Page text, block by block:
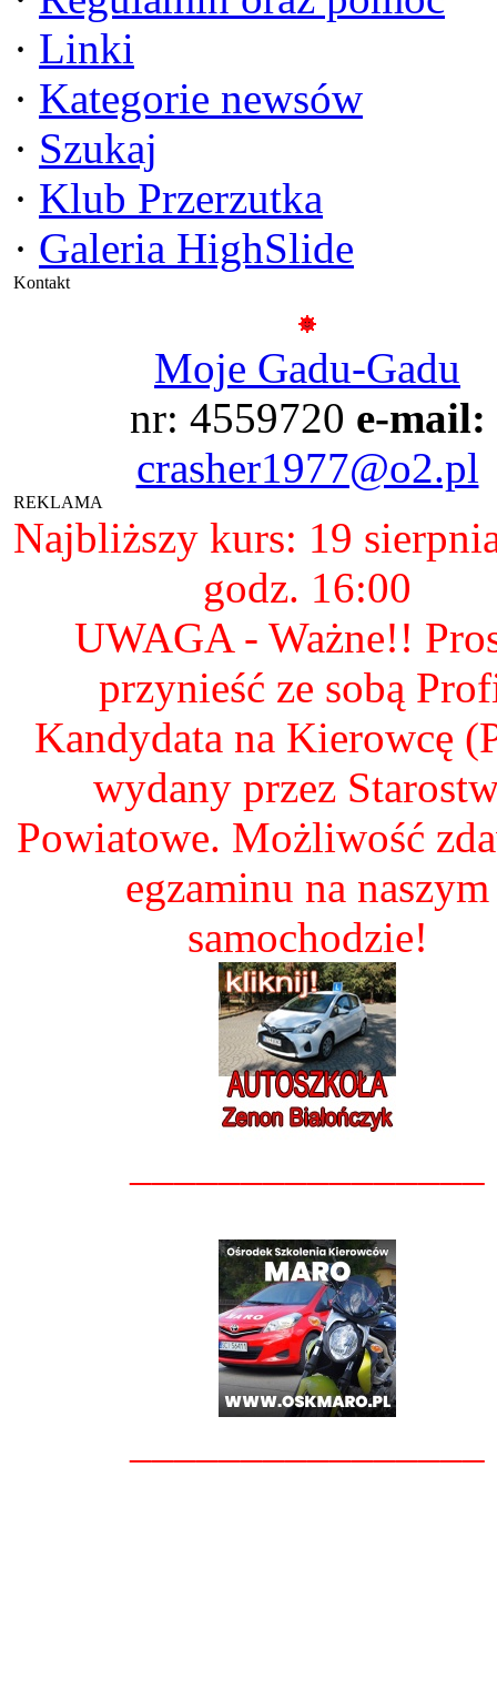
· Linki
· Kategorie newsów
· Szukaj
· Klub Przerzutka
· Galeria HighSlide
Kontakt
Moje Gadu-Gadu
nr: 4559720 e-mail:
crasher1977@o2.pl
REKLAMA
Najbliższy kurs: 19
godz. 16:00
UWAGA - Ważne!!
przynieść ze sobą
Kandydata na Kierowcę
wydany przez
Powiatowe. Możliwość
egzaminu na naszym
samochodzie!